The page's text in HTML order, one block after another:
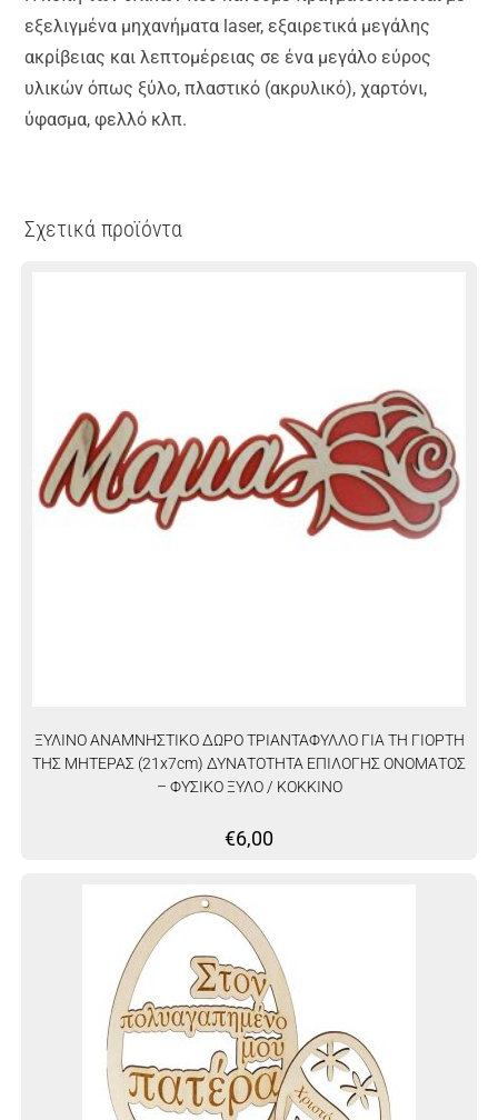
εξελιγμένα μηχανήματα laser, εξαιρετικά μεγάλης
ακρίβειας και λεπτομέρειας σε ένα μεγάλο εύρος
υλικών όπως ξύλο, πλαστικό (ακρυλικό), χαρτόνι,
ύφασμα, φελλό κλπ.
Σχετικά προϊόντα
ΞΥΛΙΝΟ ΑΝΑΜΝΗΣΤΙΚΟ ΔΩΡΟ ΤΡΙΑΝΤΑΦΥΛΛΟ ΓΙΑ ΤΗ ΓΙΟΡΤΗ
ΤΗΣ ΜΗΤΕΡΑΣ (21x7cm) ΔΥΝΑΤΟΤΗΤΑ ΕΠΙΛΟΓΗΣ ΟΝΟΜΑΤΟΣ
– ΦΥΣΙΚΟ ΞΥΛΟ / ΚΟΚΚΙΝΟ
€6,00